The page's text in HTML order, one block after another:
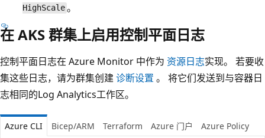
HighScale。
在 AKS 群集上启用控制平面日志
控制平面日志在 Azure Monitor 中作为 资源日志实现。 若要收
集这些日志，请为群集创建诊断设置 。 将它们发送到与容器日
志相同的Log Analytics工作区。
Azure CLI Bicep/ARM Terraform Azure 门户 Azure Policy